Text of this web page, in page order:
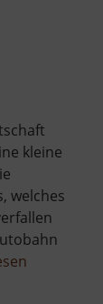
kleine
welches